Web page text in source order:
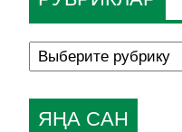
ЯҢА САН